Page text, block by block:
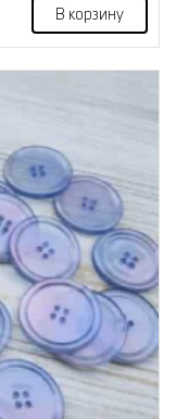
В корзину